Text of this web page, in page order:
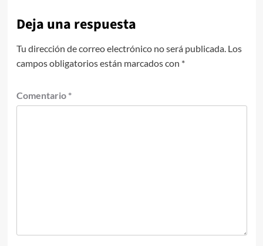
Deja una respuesta
Tu dirección de correo electrónico no será publicada. Los
campos obligatorios están marcados con *
Comentario *